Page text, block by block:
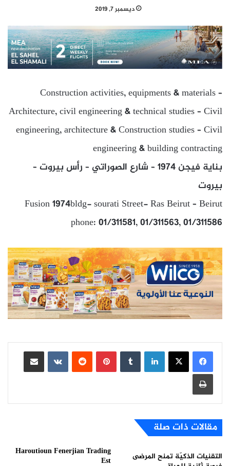
ديسمبر 7, 2019
Construction activities, equipments & materials –
Architecture, civil engineering & technical studies – Civil
engineering, architecture & Construction studies – Civil
engineering & building contracting
بناية فيجن 1974 – شارع الصوراتي – رأس بيروت –
بيروت
Fusion 1974bldg- sourati Street- Ras Beirut – Beirut
phone: 01/311581, 01/311563, 01/311586
لينكدإن بينتيريست
مشاركة عبر البريد
طباعة
مقالات ذات صلة
التقنيات الذكيّة تمنح المرضى
Haroutioun Fenerjian Trading
Est